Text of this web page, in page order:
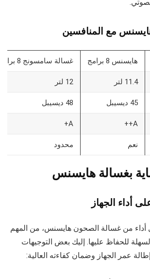
مع المنافسين
هايسنس 8 برامج غسالة سامسونج 8 برامج
11.4 لتر 12 لتر
45 ديسيبل 48 ديسيبل
A++
A+
نعم محدود
بغسالة هايسنس
أداء الجهاز
من غسالة الصحون هايسنس، من المهم
للحفاظ عليها. إليك بعض التوجيهات
عمر الجهاز وضمان كفاءته العالية: